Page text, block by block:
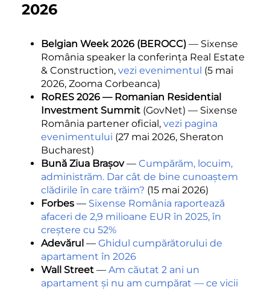
2026
Belgian Week 2026 (BEROCC) — Sixense
România speaker la conferința Real Estate
& Construction, vezi evenimentul (5 mai
2026, Zooma Corbeanca)
RoRES 2026 — Romanian Residential
Investment Summit (GovNet) — Sixense
România partener oficial, vezi pagina
evenimentului (27 mai 2026, Sheraton
Bucharest)
Bună Ziua Brașov— Cumpărăm, locuim,
administrăm. Dar cât de bine cunoaștem
clădirile în care trăim? (15 mai 2026)
Forbes — Sixense România raportează
afaceri de 2,9 milioane EUR în 2025, în
creștere cu 52%
Adevărul — Ghidul cumpărătorului de
apartament în 2026
Wall Street — Am căutat 2 ani un
apartament și nu am cumpărat — ce vicii